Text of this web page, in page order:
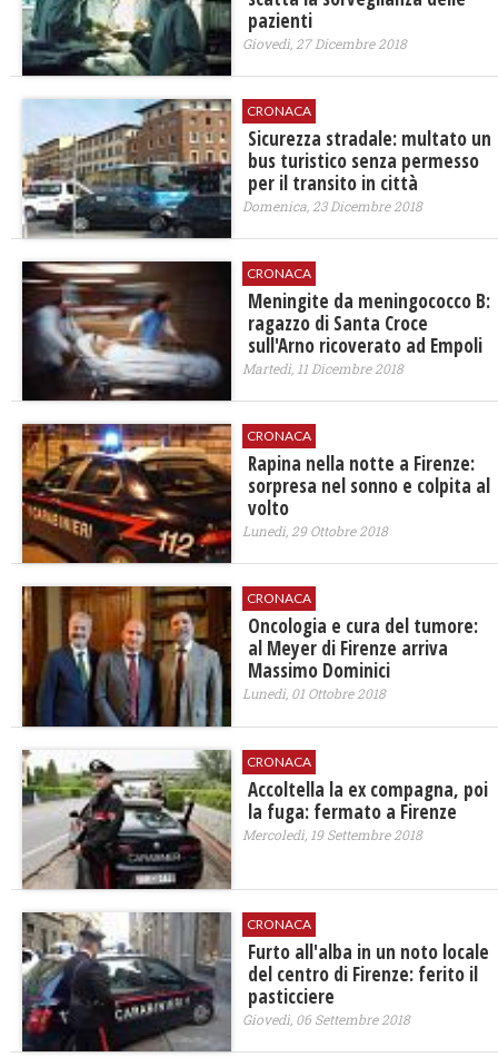
pazienti
Giovedì, 27 Dicembre 2018
CRONACA
Sicurezza stradale: multato un
bus turistico senza permesso
per il transito in città
Domenica, 23 Dicembre 2018
CRONACA
​Meningite da meningococco B:
ragazzo di Santa Croce
sull'Arno ricoverato ad Empoli
Martedì, 11 Dicembre 2018
CRONACA
Rapina nella notte a Firenze:
sorpresa nel sonno e colpita al
volto
Lunedì, 29 Ottobre 2018
CRONACA
​Oncologia e cura del tumore:
al Meyer di Firenze arriva
Massimo Dominici
Lunedì, 01 Ottobre 2018
CRONACA
Accoltella la ex compagna, poi
la fuga: fermato a Firenze
Mercoledì, 19 Settembre 2018
CRONACA
Furto all'alba in un noto locale
del centro di Firenze: ferito il
pasticciere
Giovedì, 06 Settembre 2018